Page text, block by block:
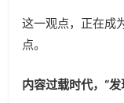
这一观点，正在成
点。
内容过载时代，“